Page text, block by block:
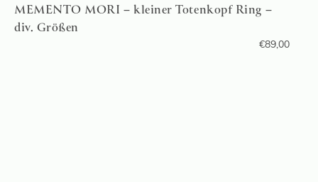
MEMENTO MORI – kleiner Totenkopf Ring –
div. Größen
€89,00